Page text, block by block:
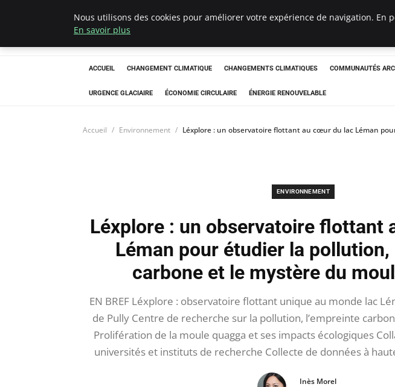
Arcticclimateemergency
ACCUEIL CHANGEMENT CLIMATIQUE CHANGEMENTS CLIMATIQUES COMMUNAUTÉS
URGENCE GLACIAIRE ÉCONOMIE CIRCULAIRE ÉNERGIE RENOUVELABLE
Accueil Environnement Léxplore : un observatoire flottant au cœur du lac Léman
ENVIRONNEMENT
Léxplore : un observatoire flottant
Léman pour étudier la pollution,
carbone et le mystère du
EN BREF Léxplore : observatoire flottant unique au monde lac
de Pully Centre de recherche sur la pollution, l’empreinte
Prolifération de la moule quagga et ses impacts écologiques
universités et instituts de recherche Collecte de données à
Inès Morel
Nous utilisons des cookies pour améliorer votre expérience de navigation.
En savoir plus